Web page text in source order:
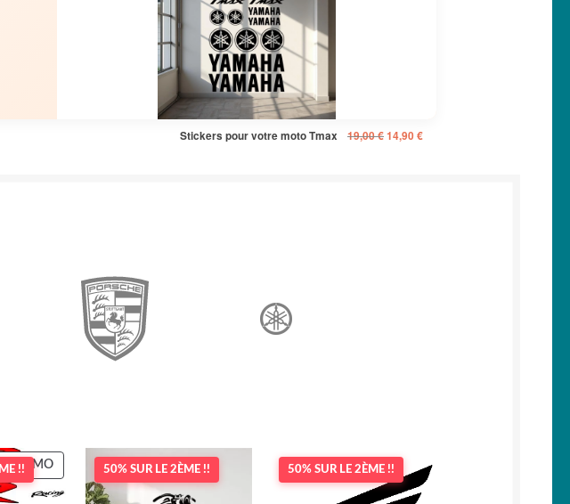
Stickers pour votre moto Tmax 19,00€Le
14,90 €Le
!!
PROMOPRODUIT50% SUR LE 2ÈME !! 50% SUR LE 2ÈME !!